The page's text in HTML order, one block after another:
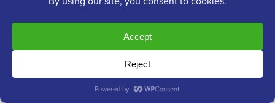
ou les planifier pour maximiser votre potentiel de
revenus. Vous pouvez l'utiliser avec des programmes
publicitaires comme Google AdSense ou vendre vos
propres annonces directement.